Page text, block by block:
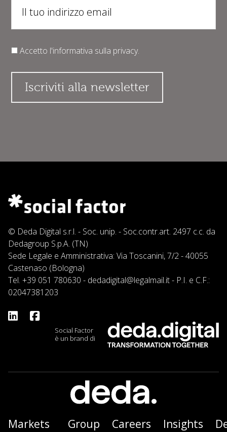
Accetto l'informativa sulla privacy.
© Deda Digital s.r.l. - Soc. unip. - Soc.contr.art. 2497 c.c. da
Dedagroup S.p.A. (TN)
Sede Legale e Amministrativa: Via Toscanini, 7/2 - 40055
Castenaso (Bologna)
Tel. +39 051 780630 - dedadigital@legalmail.it- P.I. e C.F.:
02047381203
Social Factor
è un brand di
Markets Group Careers Insights